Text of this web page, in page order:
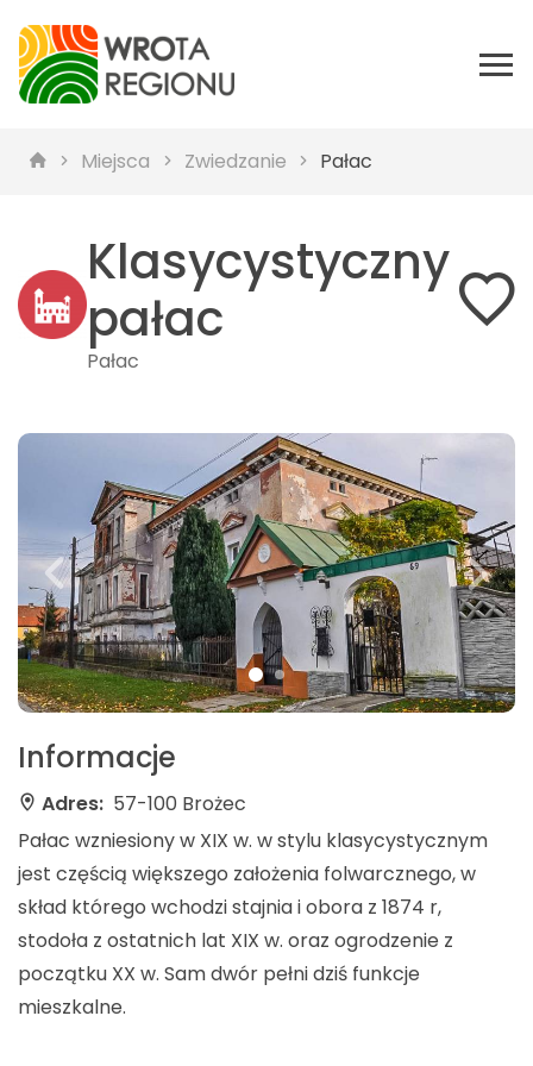
Miejsca Zwiedzanie Pałac
Klasycystyczny
pałac
Pałac
Informacje
Adres: 57-100 Brożec
Pałac wzniesiony w XIX w. w stylu klasycystycznym
jest częścią większego założenia folwarcznego, w
skład którego wchodzi stajnia i obora z 1874 r,
stodoła z ostatnich lat XIX w. oraz ogrodzenie z
początku XX w. Sam dwór pełni dziś funkcje
mieszkalne.